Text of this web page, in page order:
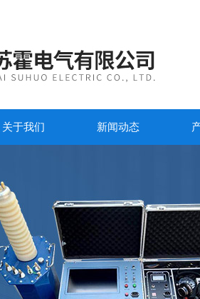
关于我们 新闻动态